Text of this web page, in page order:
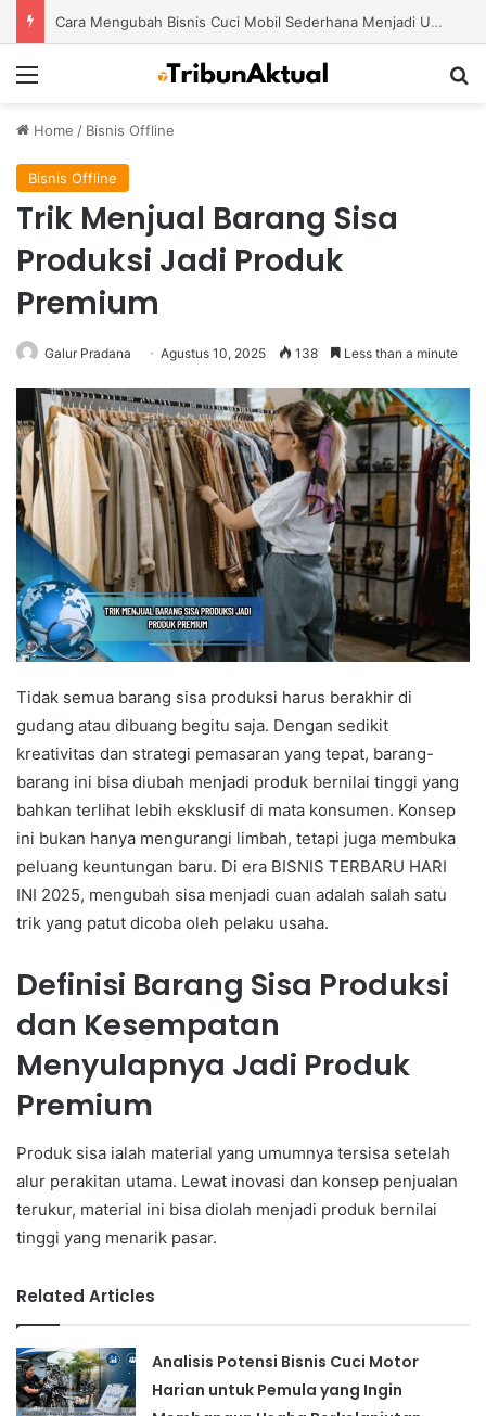
Cara Mengubah Bisnis Cuci Mobil Sederhana Menjadi Usaha Modern dengan Potensi Pertumbuhan Besar
Home / Bisnis Offline
Bisnis Offline
Trik Menjual Barang Sisa
Produksi Jadi Produk
Premium
Galur Pradana Agustus 10, 2025 138 Less than a minute
Tidak semua barang sisa produksi harus berakhir di
gudang atau dibuang begitu saja. Dengan sedikit
kreativitas dan strategi pemasaran yang tepat, barang-
barang ini bisa diubah menjadi produk bernilai tinggi yang
bahkan terlihat lebih eksklusif di mata konsumen. Konsep
ini bukan hanya mengurangi limbah, tetapi juga membuka
peluang keuntungan baru. Di era BISNIS TERBARU HARI
INI 2025, mengubah sisa menjadi cuan adalah salah satu
trik yang patut dicoba oleh pelaku usaha.
Definisi Barang Sisa Produksi
dan Kesempatan
Menyulapnya Jadi Produk
Premium
Produk sisa ialah material yang umumnya tersisa setelah
alur perakitan utama. Lewat inovasi dan konsep penjualan
terukur, material ini bisa diolah menjadi produk bernilai
tinggi yang menarik pasar.
Related Articles
Analisis Potensi Bisnis Cuci Motor
Harian untuk Pemula yang Ingin